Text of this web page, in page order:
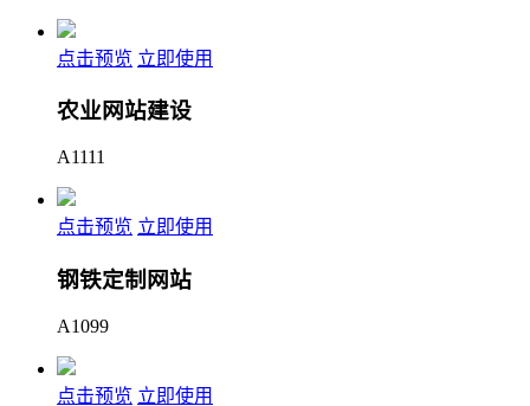
点击预览 立即使用
农业网站建设
A1111
点击预览 立即使用
钢铁定制网站
A1099
点击预览 立即使用